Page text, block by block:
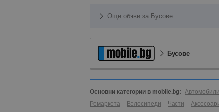
Още обяви за Бусове
Бусове
Основни категории в mobile.bg:
Ремаркета
Велосипеди Части